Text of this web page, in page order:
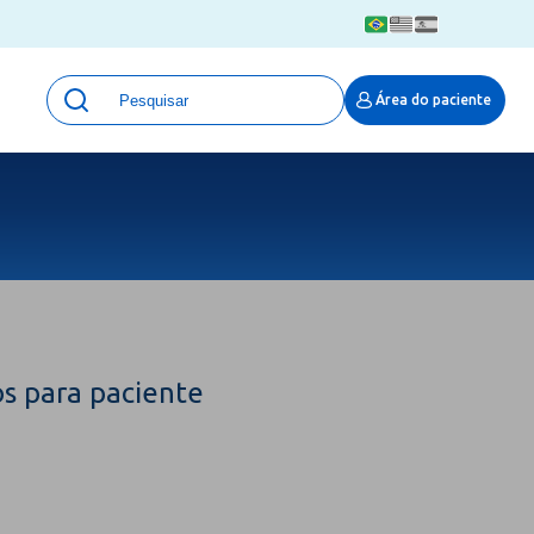
Área do paciente
Unidades
Qualidade e Segurança em saúde
MOVE ARO
para paciente